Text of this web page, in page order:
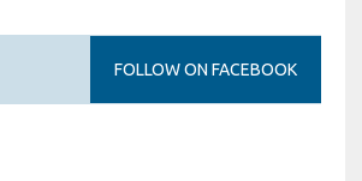
FOLLOW ON FACEBOOK